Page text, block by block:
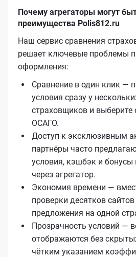
Почему агрегаторы могут
преимущества Polis812.ru
Наш сервис сравнения
решает ключевые проблемы
оформления:
Сравнение в один клик —
условия сразу у
страховщиков и
ОСАГО.
Доступ к эксклюзивным
партнёры часто
условия, кэшбэк и
через агрегатор.
Экономия времени —
проверки десятков
предложения на одной
Прозрачность условий —
отображаются без
чётким указанием